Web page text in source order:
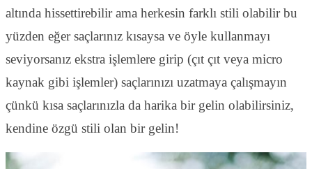
altında hissettirebilir ama herkesin farklı stili olabilir bu
yüzden eğer saçlarınız kısaysa ve öyle kullanmayı
seviyorsanız ekstra işlemlere girip (çıt çıt veya micro
kaynak gibi işlemler) saçlarınızı uzatmaya çalışmayın
çünkü kısa saçlarınızla da harika bir gelin olabilirsiniz,
kendine özgü stili olan bir gelin!